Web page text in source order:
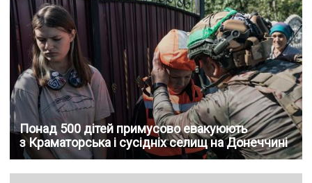
Понад 500 дітей примусово евакуюють
з Краматорська і сусідніх селищ на Донеччині